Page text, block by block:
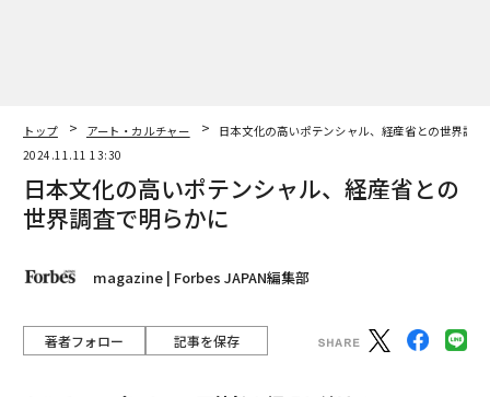
トップ アート・カルチャー
日本文化の高いポテンシャル、経産省との世界調査
2024.11.11 13:30
日本文化の高いポテンシャル、経産省との
世界調査で明らかに
magazine | Forbes JAPAN編集部
著者フォロー 記事を保存